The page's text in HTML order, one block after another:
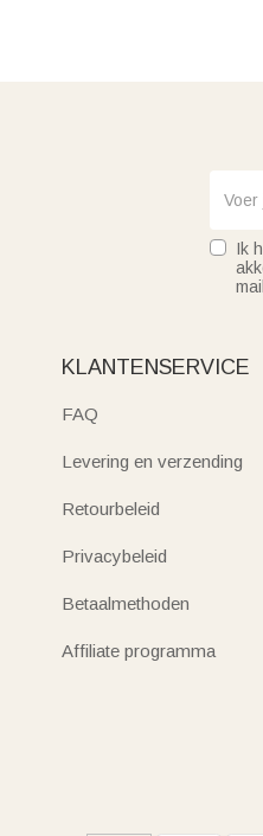
Ik
KLANTENSERVICE
FAQ
Levering en verzending
Retourbeleid
Privacybeleid
Betaalmethoden
Affiliate programma